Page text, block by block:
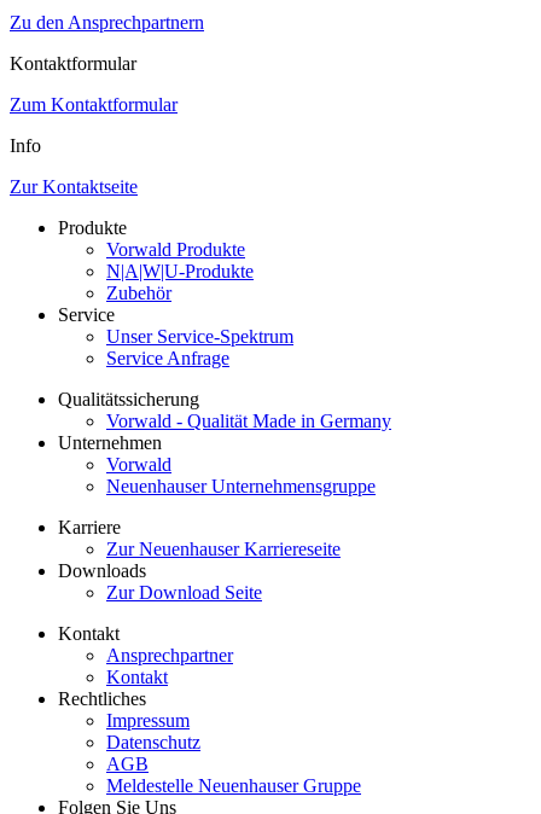
Zu den Ansprechpartnern
Kontaktformular
Zum Kontaktformular
Info
Zur Kontaktseite
Produkte
Vorwald Produkte
N|A|W|U-Produkte
Zubehör
Service
Unser Service-Spektrum
Service Anfrage
Qualitätssicherung
Vorwald - Qualität Made in Germany
Unternehmen
Vorwald
Neuenhauser Unternehmensgruppe
Karriere
Zur Neuenhauser Karriereseite
Downloads
Zur Download Seite
Kontakt
Ansprechpartner
Kontakt
Rechtliches
Impressum
Datenschutz
AGB
Meldestelle Neuenhauser Gruppe
Folgen Sie Uns